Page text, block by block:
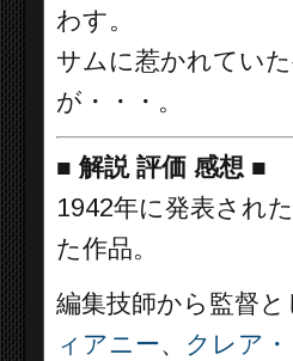
わす。
サムに惹かれてい
が・・・。
■ 解説 評価 感想 ■
1942年に発表された
た作品。
編集技師から監督
ィアニー、 クレア